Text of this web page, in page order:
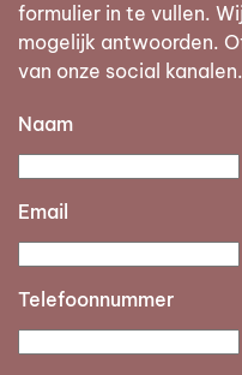
formulier in te vullen.
mogelijk antwoorden.
van onze social kanalen.
Naam
Email
Telefoonnummer